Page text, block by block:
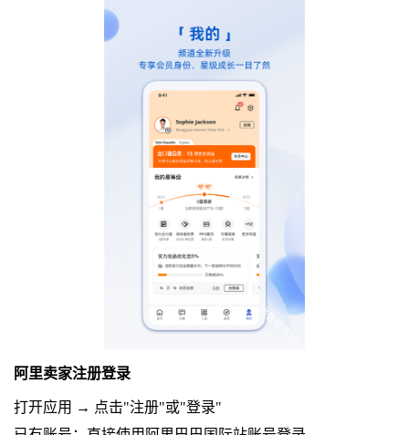
阿里卖家注册登录
打开应用 → 点击"注册"或"登录"